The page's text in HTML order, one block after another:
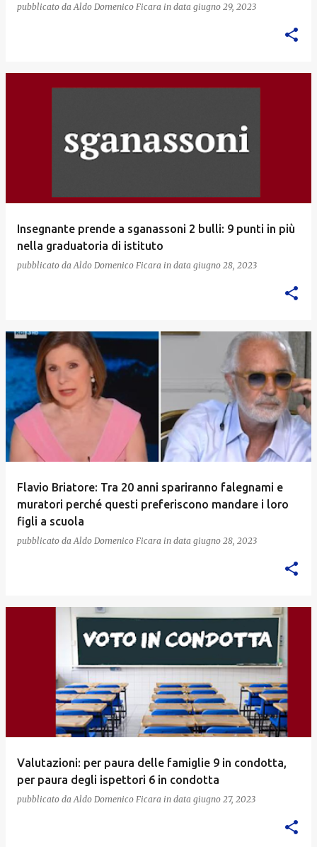
pubblicato da Aldo Domenico Ficara in data giugno 29, 2023
Insegnante prende a sganassoni 2 bulli: 9 punti in più
nella graduatoria di istituto
pubblicato da Aldo Domenico Ficara in data giugno 28, 2023
Flavio Briatore: Tra 20 anni spariranno falegnami e
muratori perché questi preferiscono mandare i loro
figli a scuola
pubblicato da Aldo Domenico Ficara in data giugno 28, 2023
Valutazioni: per paura delle famiglie 9 in condotta,
per paura degli ispettori 6 in condotta
pubblicato da Aldo Domenico Ficara in data giugno 27, 2023